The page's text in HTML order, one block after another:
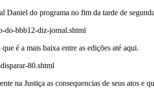
Daniel do programa no fim da tarde de
do-bbb12-diz-jornal.shtml
é a mais baixa entre as edições até aqui.
80.shtml
na Justiça as consequencias de seus atos e